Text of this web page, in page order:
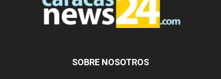
SOBRE NOSOTROS